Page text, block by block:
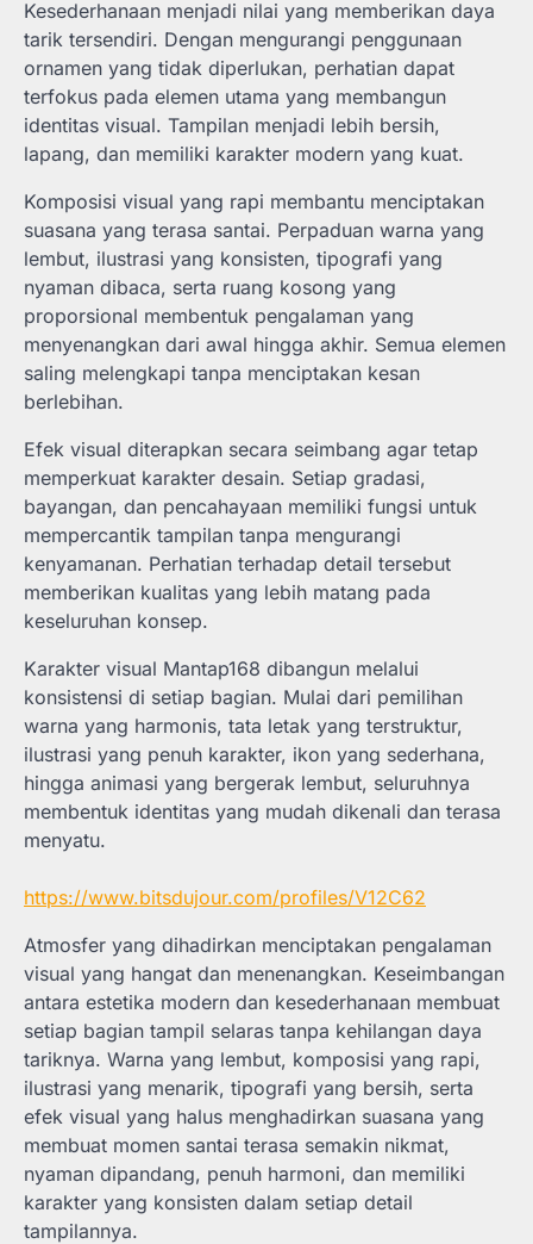
Kesederhanaan menjadi nilai yang memberikan daya
tarik tersendiri. Dengan mengurangi penggunaan
ornamen yang tidak diperlukan, perhatian dapat
terfokus pada elemen utama yang membangun
identitas visual. Tampilan menjadi lebih bersih,
lapang, dan memiliki karakter modern yang kuat.
Komposisi visual yang rapi membantu menciptakan
suasana yang terasa santai. Perpaduan warna yang
lembut, ilustrasi yang konsisten, tipografi yang
nyaman dibaca, serta ruang kosong yang
proporsional membentuk pengalaman yang
menyenangkan dari awal hingga akhir. Semua elemen
saling melengkapi tanpa menciptakan kesan
berlebihan.
Efek visual diterapkan secara seimbang agar tetap
memperkuat karakter desain. Setiap gradasi,
bayangan, dan pencahayaan memiliki fungsi untuk
mempercantik tampilan tanpa mengurangi
kenyamanan. Perhatian terhadap detail tersebut
memberikan kualitas yang lebih matang pada
keseluruhan konsep.
Karakter visual Mantap168 dibangun melalui
konsistensi di setiap bagian. Mulai dari pemilihan
warna yang harmonis, tata letak yang terstruktur,
ilustrasi yang penuh karakter, ikon yang sederhana,
hingga animasi yang bergerak lembut, seluruhnya
membentuk identitas yang mudah dikenali dan terasa
menyatu.
https://www.bitsdujour.com/profiles/V12C62
Atmosfer yang dihadirkan menciptakan pengalaman
visual yang hangat dan menenangkan. Keseimbangan
antara estetika modern dan kesederhanaan membuat
setiap bagian tampil selaras tanpa kehilangan daya
tariknya. Warna yang lembut, komposisi yang rapi,
ilustrasi yang menarik, tipografi yang bersih, serta
efek visual yang halus menghadirkan suasana yang
membuat momen santai terasa semakin nikmat,
nyaman dipandang, penuh harmoni, dan memiliki
karakter yang konsisten dalam setiap detail
tampilannya.